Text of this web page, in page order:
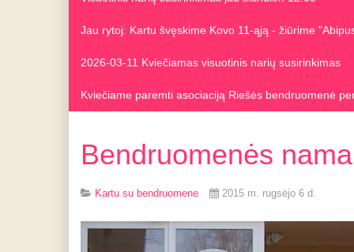
Jau rytoj: Kartu švęskime Kovo 11-ąją - žiūrime
2026-03-11 Kviečiamas visuotinis narių susirinkimas
Kviečiame paremti asociaciją Riešės bendruomenė
Bendruomenės
Kartu su bendruomene 2015 m. rugsėjo 6 d.